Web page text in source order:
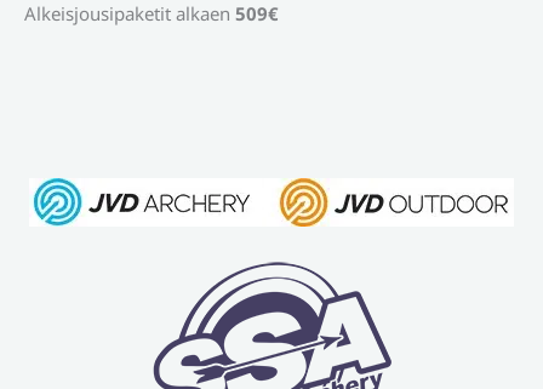
Alkeisjousipaketit alkaen 509€